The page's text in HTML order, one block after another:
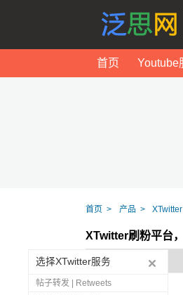
首页 Youtube
首页 产品 XTwitter
XTwitter刷粉平台
选择XTwitter服务
帖子转发 | Retweets